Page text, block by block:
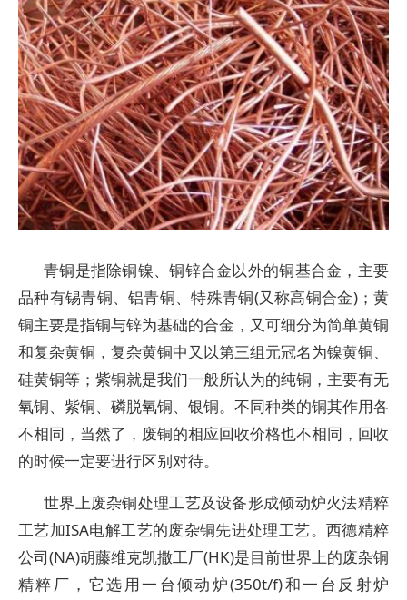
青铜是指除铜镍、铜锌合金以外的铜基合金，主要
品种有锡青铜、铝青铜、特殊青铜(又称高铜合金)；黄
铜主要是指铜与锌为基础的合金，又可细分为简单黄铜
和复杂黄铜，复杂黄铜中又以第三组元冠名为镍黄铜、
硅黄铜等；紫铜就是我们一般所认为的纯铜，主要有无
氧铜、紫铜、磷脱氧铜、银铜。不同种类的铜其作用各
不相同，当然了，废铜的相应回收价格也不相同，回收
的时候一定要进行区别对待。
世界上废杂铜处理工艺及设备形成倾动炉火法精粹
工艺加ISA电解工艺的废杂铜先进处理工艺。西德精粹
公司(NA)胡藤维克凯撒工厂(HK)是目前世界上的废杂铜
精粹厂，它选用一台倾动炉(350t/f)和一台反射炉